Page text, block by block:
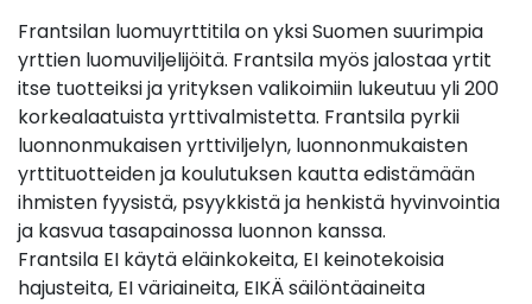
Frantsilan luomuyrttitila on yksi Suomen suurimpia
yrttien luomuviljelijöitä. Frantsila myös jalostaa yrtit
itse tuotteiksi ja yrityksen valikoimiin lukeutuu yli 200
korkealaatuista yrttivalmistetta. Frantsila pyrkii
luonnonmukaisen yrttiviljelyn, luonnonmukaisten
yrttituotteiden ja koulutuksen kautta edistämään
ihmisten fyysistä, psyykkistä ja henkistä hyvinvointia
ja kasvua tasapainossa luonnon kanssa.
Frantsila EI käytä eläinkokeita, EI keinotekoisia
hajusteita, EI väriaineita, EIKÄ säilöntäaineita